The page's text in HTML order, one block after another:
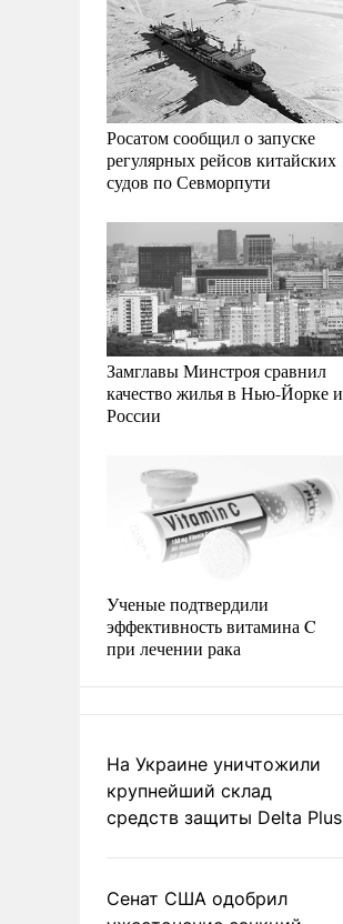
Росатом сообщил о запуске
регулярных рейсов китайских
судов по Севморпути
Замглавы Минстроя сравнил
качество жилья в Нью-Йорке и
России
Ученые подтвердили
эффективность витамина C
при лечении рака
На Украине уничтожили
крупнейший склад
средств защиты Delta Plus
Сенат США одобрил